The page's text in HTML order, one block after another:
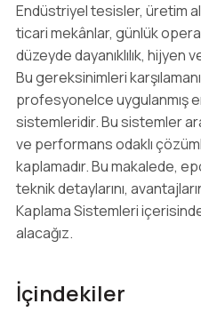
Endüstriyel tesisler, üretim
ticari mekânlar, günlük
düzeyde dayanıklılık,
Bu gereksinimleri
profesyonelce uygulanmış
sistemleridir. Bu sistemler
ve performans odaklı
kaplamadır. Bu makalede,
teknik detaylarını,
Kaplama Sistemleri
alacağız.
İçindekiler